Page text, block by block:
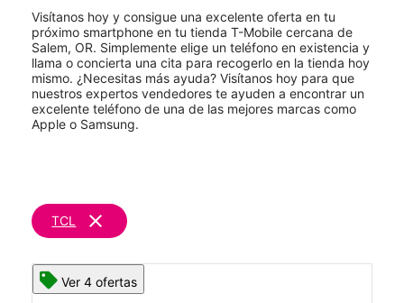
Visítanos hoy y consigue una excelente oferta en tu
próximo smartphone en tu tienda T-Mobile cercana de
Salem, OR. Simplemente elige un teléfono en existencia y
llama o concierta una cita para recogerlo en la tienda hoy
mismo. ¿Necesitas más ayuda? Visítanos hoy para que
nuestros expertos vendedores te ayuden a encontrar un
excelente teléfono de una de las mejores marcas como
Apple o Samsung.
TCL clear
Ver 4 ofertas